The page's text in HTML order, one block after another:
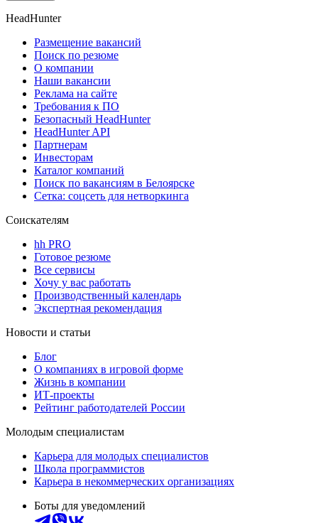
HeadHunter
Размещение вакансий
Поиск по резюме
О компании
Наши вакансии
Реклама на сайте
Требования к ПО
Безопасный HeadHunter
HeadHunter API
Партнерам
Инвесторам
Каталог компаний
Поиск по вакансиям в Белоярске
Сетка: соцсеть для нетворкинга
Соискателям
hh PRO
Готовое резюме
Все сервисы
Хочу у вас работать
Производственный календарь
Экспертная рекомендация
Новости и статьи
Блог
О компаниях в игровой форме
Жизнь в компании
ИТ-проекты
Рейтинг работодателей России
Молодым специалистам
Карьера для молодых специалистов
Школа программистов
Карьера в некоммерческих организациях
Боты для уведомлений